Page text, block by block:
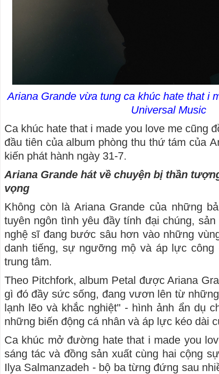
Ariana Grande vừa tung ca khúc hate that i
Universal Music
Ca khúc hate that i made you love me cũng
đầu tiên của album phòng thu thứ tám của
kiến phát hành ngày 31-7.
Ariana Grande hát về chuyện bị thần
vọng
Không còn là Ariana Grande của những
tuyên ngôn tình yêu đầy tính đại chúng,
nghệ sĩ đang bước sâu hơn vào những
danh tiếng, sự ngưỡng mộ và áp lực công
trung tâm.
Theo Pitchfork, album Petal được Ariana
gì đó đầy sức sống, đang vươn lên từ
lạnh lẽo và khắc nghiệt" - hình ảnh ẩn dụ
những biến động cá nhân và áp lực kéo dài
Ca khúc mở đường hate that i made you
sáng tác và đồng sản xuất cùng hai cộng
Ilya Salmanzadeh - bộ ba từng đứng sau